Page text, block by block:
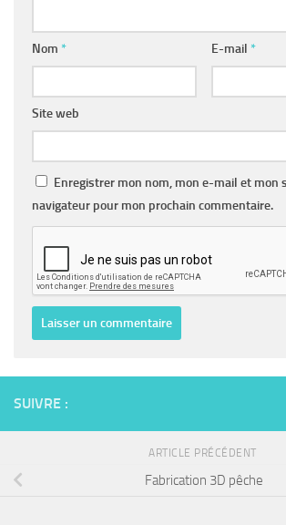
Nom * E-mail *
Site web
Enregistrer mon nom, mon e-mail et mon
navigateur pour mon prochain commentaire.
SUIVRE :
ARTICLE PRÉCÉDENT
Fabrication 3D pêche